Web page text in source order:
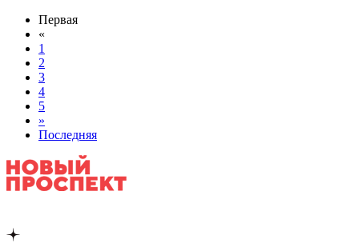
Первая
«
1
2
3
4
5
»
Последняя